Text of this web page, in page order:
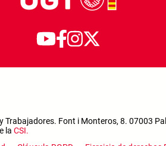
Trabajadores. Font i Monteros, 8. 07003
la CSI.